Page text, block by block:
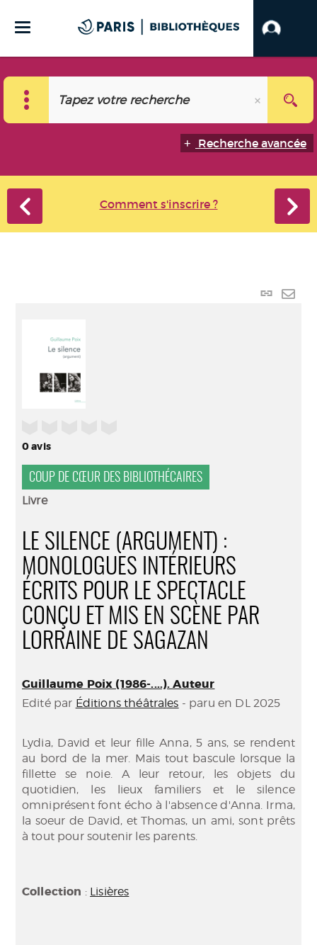
Recherche avancée
Comment s'inscrire ?
Lien
0avis
COUP DE CŒUR DES BIBLIOTHÉCAIRES
Livre
LE SILENCE (ARGUMENT) :
MONOLOGUES INTÉRIEURS
ÉCRITS POUR LE SPECTACLE
CONÇU ET MIS EN SCÈNE PAR
LORRAINE DE SAGAZAN
Guillaume Poix (1986-....). Auteur
Edité par Éditions théâtrales - paru en DL 2025
Lydia, David et leur fille Anna, 5 ans, se rendent
au bord de la mer. Mais tout bascule lorsque la
fillette se noie. A leur retour, les objets du
quotidien, les lieux familiers et le silence
omniprésent font écho à l'absence d'Anna. Irma,
la soeur de David, et Thomas, un ami, sont prêts
à tout pour soutenir les parents.
Collection : Lisières